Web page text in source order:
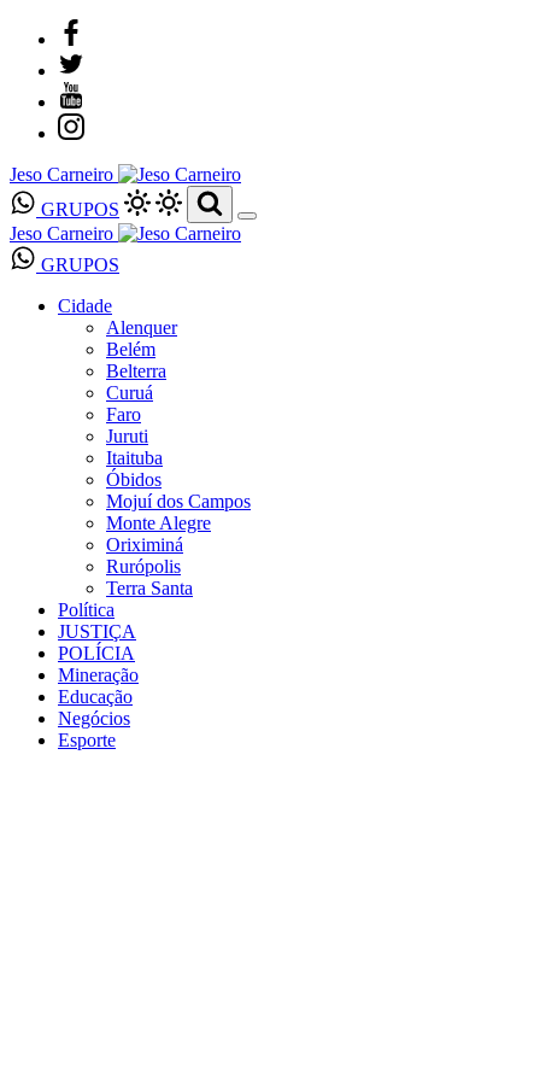
Jeso Carneiro
GRUPOS
Jeso Carneiro
GRUPOS
Cidade
Alenquer
Belém
Belterra
Curuá
Faro
Juruti
Itaituba
Óbidos
Mojuí dos Campos
Monte Alegre
Oriximiná
Rurópolis
Terra Santa
Política
JUSTIÇA
POLÍCIA
Mineração
Educação
Negócios
Esporte